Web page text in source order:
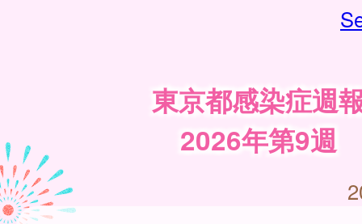
東京都感染症週
2026年第9週